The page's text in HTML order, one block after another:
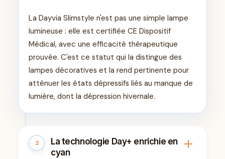
La Dayvia Slimstyle n'est pas une simple lampe
lumineuse : elle est certifiée CE Dispositif
Médical, avec une efficacité thérapeutique
prouvée. C'est ce statut qui la distingue des
lampes décoratives et la rend pertinente pour
atténuer les états dépressifs liés au manque de
lumière, dont la dépression hivernale.
2
La technologie Day+ enrichie en
cyan